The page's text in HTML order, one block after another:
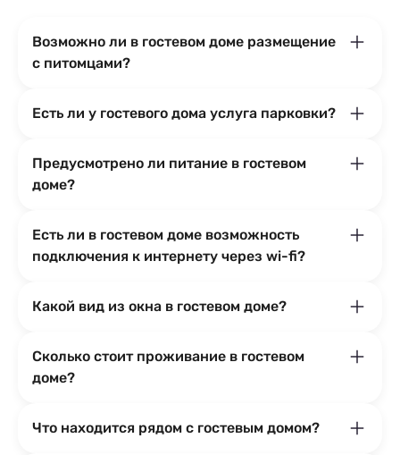
Возможно ли в гостевом доме размещение
с питомцами?
Есть ли у гостевого дома услуга парковки?
Предусмотрено ли питание в гостевом
доме?
Есть ли в гостевом доме возможность
подключения к интернету через wi-fi?
Какой вид из окна в гостевом доме?
Сколько стоит проживание в гостевом
доме?
Что находится рядом с гостевым домом?